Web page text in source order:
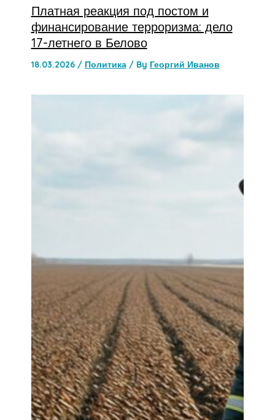
Платная реакция под постом и
финансирование терроризма: дело
17-летнего в Белово
18.03.2026 / Политика/ By Георгий Иванов